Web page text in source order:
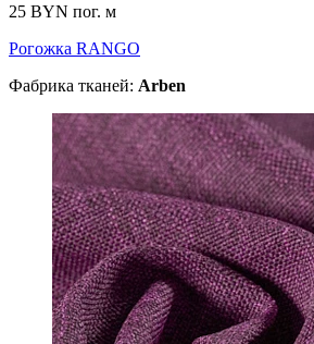
25 BYN пог. м
Рогожка RANGO
Фабрика тканей: Arben